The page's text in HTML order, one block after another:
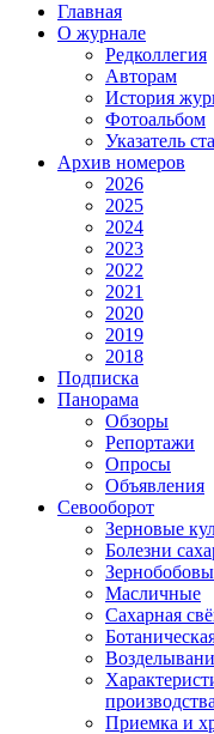
Главная
О журнале
Редколлегия
Авторам
История
Фотоальбом
Указатель
Архив номеров
2026
2025
2024
2023
2022
2021
2020
2019
2018
Подписка
Панорама
Обзоры
Репортажи
Опросы
Объявления
Севооборот
Зерновые
Болезни
Масличные
Сахарная
Приемка и